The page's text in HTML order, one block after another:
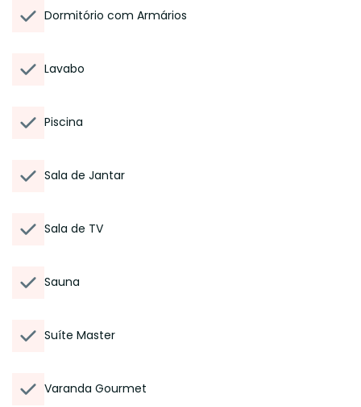
Dormitório com Armários
Lavabo
Piscina
Sala de Jantar
Sala de TV
Sauna
Suíte Master
Varanda Gourmet